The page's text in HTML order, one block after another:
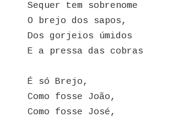
Sequer tem sobrenome
O brejo dos sapos,
Dos gorjeios úmidos
E a pressa das cobras
É só Brejo,
Como fosse João,
Como fosse José,